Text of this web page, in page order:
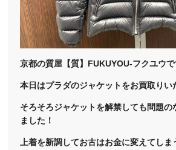
京都の質屋【質】FUKUYOU-フクユウで
本日はプラダのジャケットをお買取りい
そろそろジャケットを解禁しても問題の
ました！
上着を新調してお古はお金に変えてしま